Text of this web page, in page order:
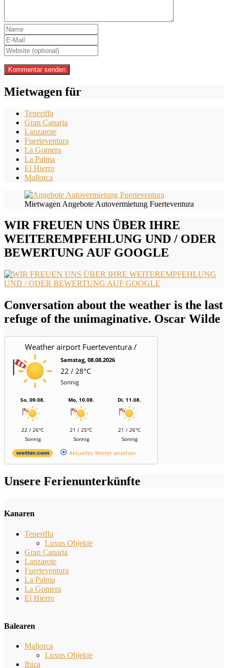
Mietwagen für
Teneriffa
Gran Canaria
Lanzarote
Fuerteventura
La Gomera
La Palma
El Hierro
Mallorca
Mietwagen Angebote Autovermietung Fuerteventura
WIR FREUEN UNS ÜBER IHRE
WEITEREMPFEHLUNG UND / ODER
BEWERTUNG AUF GOOGLE
Conversation about the weather is the last
refuge of the unimaginative. Oscar Wilde
Weather airport Fuerteventura /
Aeropuerto
Samstag, 08.08.2026
22 / 28°C
Sonnig
So, 09.08.
22 / 26°C
Sonnig
Mo, 10.08.
21 / 25°C
Sonnig
Di, 11.08.
21 / 26°C
Sonnig
Aktuelles Wetter ansehen
Unsere Ferienunterkünfte
Kanaren
Teneriffa
Luxus Objekte
Gran Canaria
Lanzarote
Fuerteventura
La Palma
La Gomera
El Hierro
Balearen
Mallorca
Luxus Objekte
Ibiza